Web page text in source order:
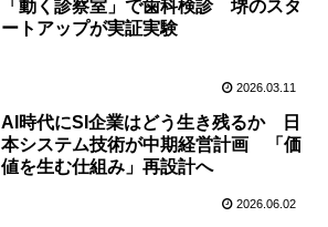
「動く診察室」で歯科検診 堺のスタ
ートアップが実証実験
2026.03.11
AI時代にSI企業はどう生き残るか 日
本システム技術が中期経営計画 「価
値を生む仕組み」再設計へ
2026.06.02